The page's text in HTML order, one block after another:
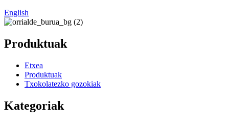
English
Produktuak
Etxea
Produktuak
Txokolatezko gozokiak
Kategoriak